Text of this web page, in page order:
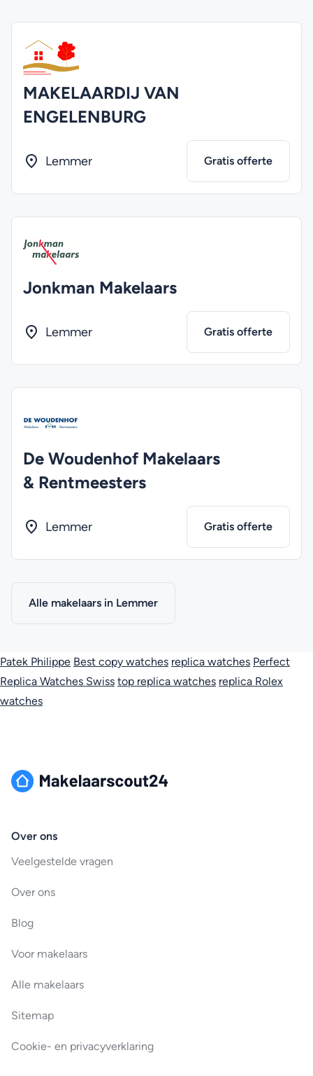
MAKELAARDIJ VAN
ENGELENBURG
Lemmer Gratis offerte
Jonkman Makelaars
Lemmer Gratis offerte
De Woudenhof Makelaars
& Rentmeesters
Lemmer Gratis offerte
Alle makelaars in Lemmer
Patek Philippe Best copy watches replica watches Perfect
Replica Watches Swiss top replica watches replica Rolex
watches
Over ons
Veelgestelde vragen
Over ons
Blog
Voor makelaars
Alle makelaars
Sitemap
Cookie- en privacyverklaring